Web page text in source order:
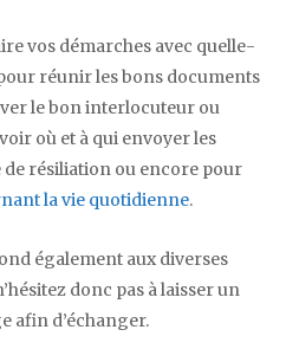
vos démarches avec quelle-
réunir les bons documents
le bon interlocuteur ou
où et à qui envoyer les
résiliation ou encore pour
la vie quotidienne.
également aux diverses
donc pas à laisser un
afin d’échanger.